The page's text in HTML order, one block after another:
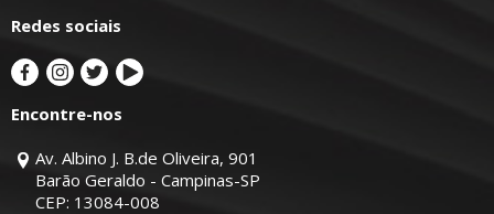
Redes sociais
Encontre-nos
Av. Albino J. B.de Oliveira, 901
Barão Geraldo - Campinas-SP
CEP: 13084-008